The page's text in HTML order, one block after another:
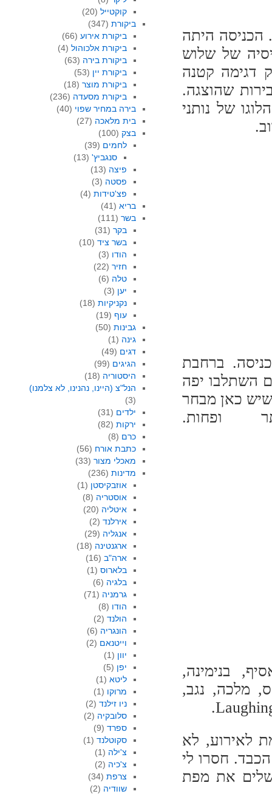
הגעתי למקום במועד השני בסביבות השעה 13:00. הכניסה היתה
של שלוש
העניק דגימה קטנה
שהוצגה.
של נותני
ברחבת
השתלבו יפה
כאן מבחר
ופחות.
בנימינה,
מלכה, נגב,
לאירוע, לא
חסרו לי
את מפת
קוקטייל (20)
ביקורת(347)
ביקורת אירוע (66)
ביקורת אלכוהול (4)
ביקורת בירה (63)
ביקורת יין (53)
ביקורת מוצר (18)
ביקורת מסעדה (236)
בירה במחיר שפוי (40)
בית מלאכה (27)
בצק(100)
לחמים (39)
סנגביץ'(13)
פיצה (13)
פסטה (3)
פצ'טידות (4)
בריא(41)
בשר(111)
בקר (31)
בשר ציד (10)
הודו (3)
חזיר (22)
טלה (6)
יען (3)
נקניקיות (18)
עוף (19)
גבינות(50)
גינה (1)
דגים (49)
הגיגים (99)
היסטוריה (18)
הנל"צ (היינו, נהנינו, לא צלמנו)
(3)
ילדים (31)
ירקות(82)
כרם (8)
כתבת אורח (56)
מאכלי מצור(33)
מדינות(236)
אוזבקיסטן (1)
אוסטריה (8)
איטליה (20)
אירלנד (2)
אנגליה (29)
ארגנטינה (18)
ארה"ב (16)
בלארוס (1)
בלגיה (6)
גרמניה (71)
הודו (8)
הולנד (2)
הונגריה (6)
וייטנאם (2)
יוון (1)
יפן (5)
ליטא (1)
מרוקו (1)
ניו זילנד (2)
סלובקיה (2)
ספרד (9)
סקוטלנד (1)
צ'ילה (1)
צ'כיה (2)
צרפת (34)
שוודיה (2)